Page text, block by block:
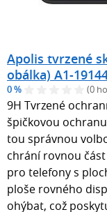
Apolis tvrzené
obálka) A1-
0 % (0
9H Tvrzené
špičkovou
tou správnou
chrání rovnou
pro telefony s
ploše rovného
ohýbat, což